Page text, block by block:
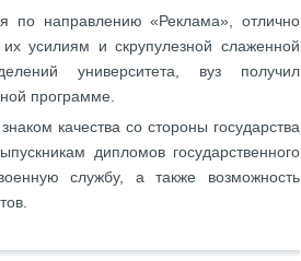
по направлению «Реклама», отлично
усилиям и скрупулезной слаженной
университета, вуз получил
программе.
качества со стороны государства
дипломов государственного
службу, а также возможность